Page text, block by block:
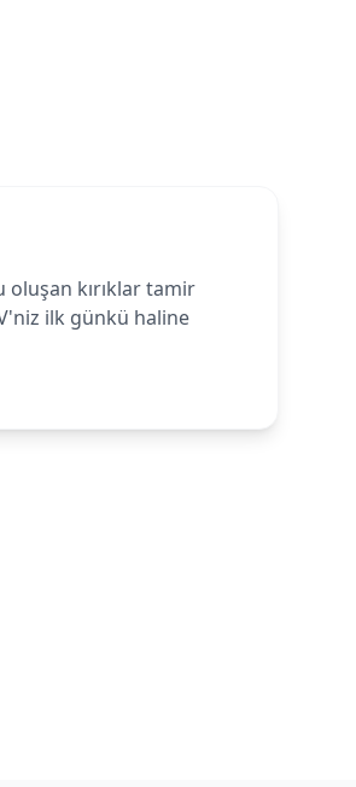
oluşan kırıklar tamir
ilk günkü haline